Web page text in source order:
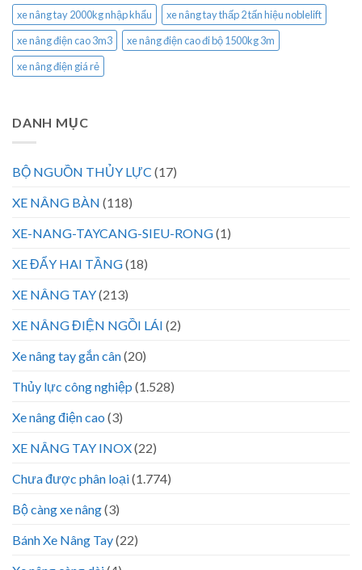
xe nâng tay 2000kg nhập khẩu
xe nâng tay thấp 2 tấn hiệu noblelift
xe nâng điện cao 3m3
xe nâng điện cao đi bộ 1500kg 3m
xe nâng điện giá rẻ
DANH MỤC
BỘ NGUỒN THỦY LỰC (17)
XE NÂNG BÀN (118)
XE-NANG-TAYCANG-SIEU-RONG(1)
XE ĐẨY HAI TẦNG(18)
XE NÂNG TAY(213)
XE NÂNG ĐIỆN NGỒI LÁI (2)
Xe nâng tay gắn cân(20)
Thủy lực công nghiệp (1.528)
Xe nâng điện cao (3)
XE NÂNG TAY INOX(22)
Chưa được phân loại(1.774)
Bộ càng xe nâng(3)
Bánh Xe Nâng Tay(22)